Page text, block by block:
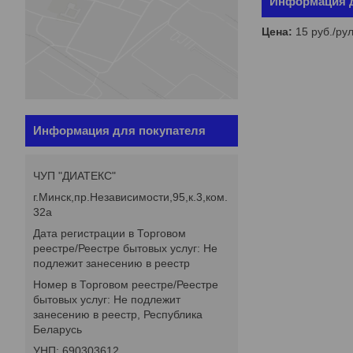
Цена: 15 руб. /
Информация для покупателя
ЧУП "ДИАТЕКС"
г.Минск,пр.Независимости,95,к.3,ком.
32а
Дата регистрации в Торговом
реестре/Реестре бытовых услуг: Не
подлежит занесению в реестр
Номер в Торговом реестре/Реестре
бытовых услуг: Не подлежит
занесению в реестр, Республика
Беларусь